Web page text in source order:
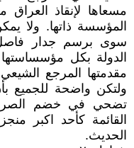
مسعاها لإنقاذ العراق
المؤسسة ذاتها. ولا
سوی برسم جدار
الدولة بکل
مقدمتها المرجع
ولتکن واضحة للجمیع
تضحي في خضم الصراع
القائمة کأحد اکبر
الحدیث.